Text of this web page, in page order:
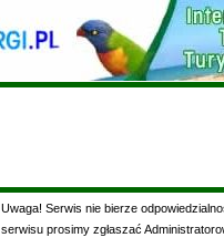
Uwaga! Serwis nie bierze
serwisu prosimy zgłaszać